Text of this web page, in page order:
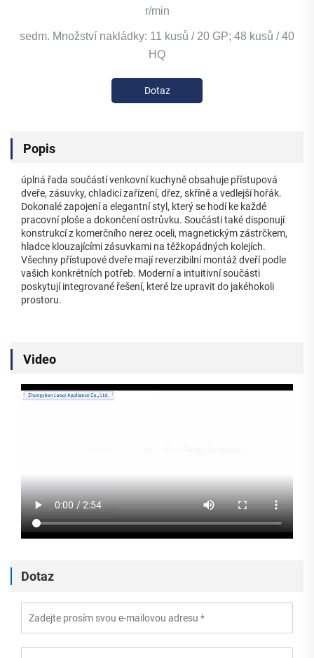
r/min
sedm. Množství nakládky: 11 kusů / 20 GP; 48 kusů / 40
HQ
Dotaz
Popis
úplná řada součástí venkovní kuchyně obsahuje přístupová
dveře, zásuvky, chladicí zařízení, dřez, skříně a vedlejší hořák.
Dokonalé zapojení a elegantní styl, který se hodí ke každé
pracovní ploše a dokončení ostrůvku. Součásti také disponují
konstrukcí z komerčního nerez oceli, magnetickým zástrčkem,
hladce klouzajícími zásuvkami na těžkopádných kolejích.
Všechny přístupové dveře mají reverzibilní montáž dveří podle
vašich konkrétních potřeb. Moderní a intuitivní součásti
poskytují integrované řešení, které lze upravit do jakéhokoli
prostoru.
Video
Dotaz